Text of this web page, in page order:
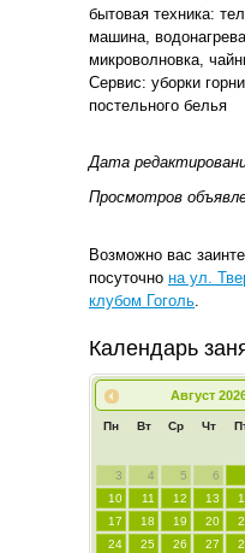
бытовая техника:
машина,
микроволновка,
Сервис: уборки
постельного белья
Дата
Просмотров
Возможно вас
посуточно на ул.
клубом Гоголь
Календарь
Август
Пн Вт Ср Чт
3
4 5 6
10
11 12 13
17
18 19 20
24
25 26 27